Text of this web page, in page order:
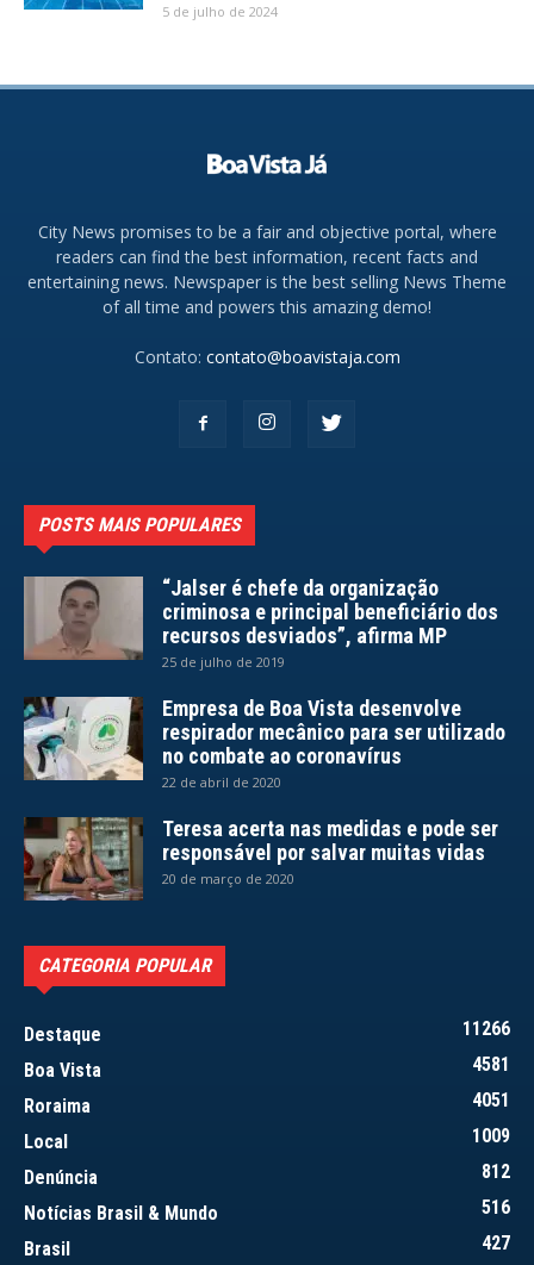
5 de julho de 2024
City News promises to be a fair and objective portal, where
readers can find the best information, recent facts and
entertaining news. Newspaper is the best selling News Theme
of all time and powers this amazing demo!
Contato: contato@boavistaja.com
POSTS MAIS POPULARES
“Jalser é chefe da organização
criminosa e principal beneficiário dos
recursos desviados”, afirma MP
25 de julho de 2019
Empresa de Boa Vista desenvolve
respirador mecânico para ser utilizado
no combate ao coronavírus
22 de abril de 2020
Teresa acerta nas medidas e pode ser
responsável por salvar muitas vidas
20 de março de 2020
CATEGORIA POPULAR
Destaque
11266
Boa Vista
4581
Roraima
4051
Local
1009
Denúncia
812
Notícias Brasil & Mundo
516
Brasil
427